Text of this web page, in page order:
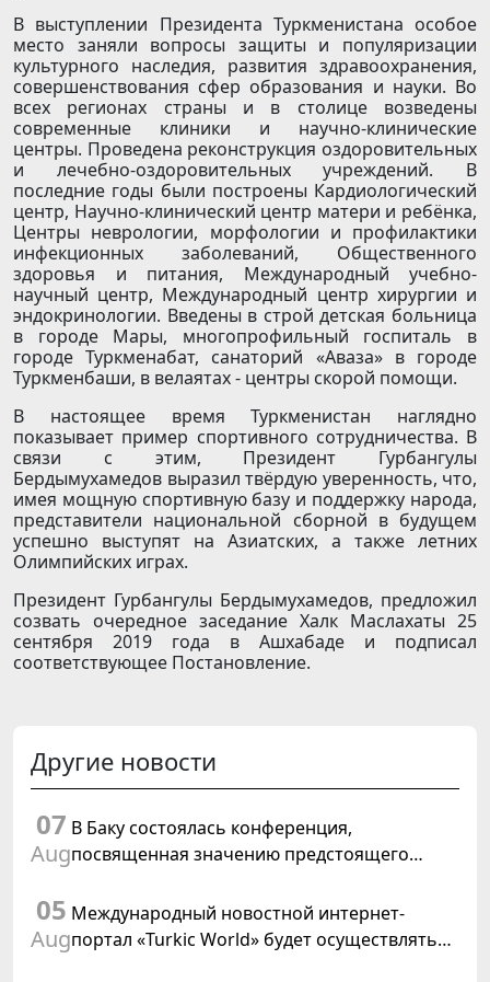
В выступлении Президента Туркменистана особое
место заняли вопросы защиты и популяризации
культурного наследия, развития здравоохранения,
совершенствования сфер образования и науки. Во
всех регионах страны и в столице возведены
современные клиники и научно-клинические
центры. Проведена реконструкция оздоровительных
и лечебно-оздоровительных учреждений. В
последние годы были построены Кардиологический
центр, Научно-клинический центр матери и ребёнка,
Центры неврологии, морфологии и профилактики
инфекционных заболеваний, Общественного
здоровья и питания, Международный учебно-
научный центр, Международный центр хирургии и
эндокринологии. Введены в строй детская больница
в городе Мары, многопрофильный госпиталь в
городе Туркменабат, санаторий «Аваза» в городе
Туркменбаши, в велаятах - центры скорой помощи.
В настоящее время Туркменистан наглядно
показывает пример спортивного сотрудничества. В
связи с этим, Президент Гурбангулы
Бердымухамедов выразил твёрдую уверенность, что,
имея мощную спортивную базу и поддержку народа,
представители национальной сборной в будущем
успешно выступят на Азиатских, а также летних
Олимпийских играх.
Президент Гурбангулы Бердымухамедов, предложил
созвать очередное заседание Халк Маслахаты 25
сентября 2019 года в Ашхабаде и подписал
соответствующее Постановление.
Другие новости
07
Aug
В Баку состоялась конференция,
посвященная значению предстоящего
резолюции ООН «Год международного
права, 2028»
05
Aug
Международный новостной интернет-
портал «Turkic World» будет осуществлять